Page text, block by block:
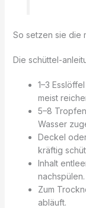
So setzen sie die
Die schüttel-
1–3
meist
5–8
Wasser
Deckel
kräftig
Inhalt
nachspülen.
Zum
abläuft.